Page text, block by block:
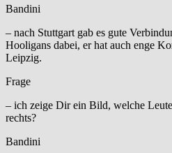
Bandini
– nach Stuttgart gab es gute
Hooligans dabei, er hat auch enge
Leipzig.
Frage
– ich zeige Dir ein Bild, welche
rechts?
Bandini